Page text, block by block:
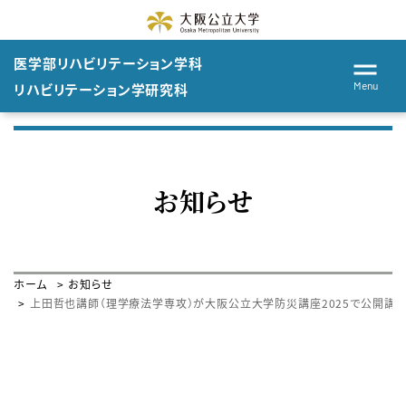
医学部リハビリテーション学科
リハビリテーション学研究科 Menu
お知らせ
ホーム
お知らせ
上田哲也講師（理学療法学専攻）が大阪公立大学防災講座2025で公開講